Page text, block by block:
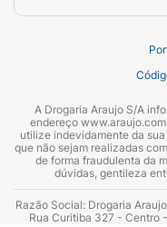
A Drogaria Araujo S/A
endereço
utilize indevidamente da
que não sejam realizadas
de forma fraudulenta da
dúvidas, gentileza
Razão Social: Drogaria
Rua Curitiba 327 - Centro